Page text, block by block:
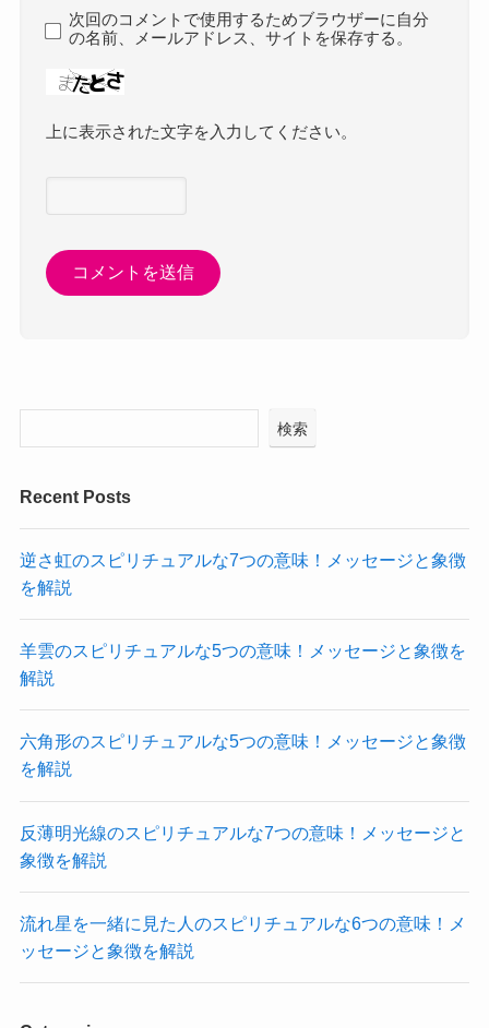
次回のコメントで使用するためブラウザーに自分
の名前、メールアドレス、サイトを保存する。
上に表示された文字を入力してください。
検索
Recent Posts
逆さ虹のスピリチュアルな7つの意味！メッセージと象徴
を解説
羊雲のスピリチュアルな5つの意味！メッセージと象徴を
解説
六角形のスピリチュアルな5つの意味！メッセージと象徴
を解説
反薄明光線のスピリチュアルな7つの意味！メッセージと
象徴を解説
流れ星を一緒に見た人のスピリチュアルな6つの意味！メ
ッセージと象徴を解説